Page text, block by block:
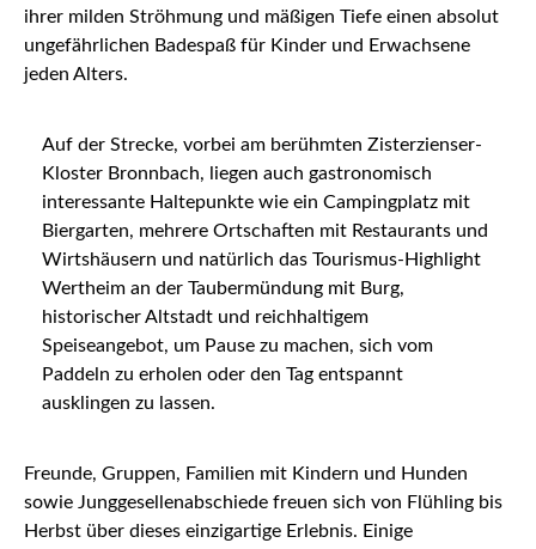
ihrer milden Ströhmung und mäßigen Tiefe einen absolut
ungefährlichen Badespaß für Kinder und Erwachsene
jeden Alters.
Auf der Strecke, vorbei am berühmten Zisterzienser-
Kloster Bronnbach, liegen auch gastronomisch
interessante Haltepunkte wie ein Campingplatz mit
Biergarten, mehrere Ortschaften mit Restaurants und
Wirtshäusern und natürlich das Tourismus-Highlight
Wertheim an der Taubermündung mit Burg,
historischer Altstadt und reichhaltigem
Speiseangebot, um Pause zu machen, sich vom
Paddeln zu erholen oder den Tag entspannt
ausklingen zu lassen.
Freunde, Gruppen, Familien mit Kindern und Hunden
sowie Junggesellenabschiede freuen sich von Flühling bis
Herbst über dieses einzigartige Erlebnis. Einige